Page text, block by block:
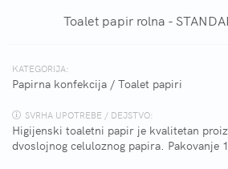
Toalet papir rolna -
KATEGORIJA:
Papirna konfekcija / Toalet papiri
SVRHA UPOTREBE / DEJSTVO:
Higijenski toaletni papir je kvalitetan
dvoslojnog celuloznog papira. Pakovanje